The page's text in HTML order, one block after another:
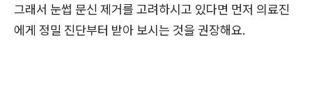
그래서 눈썹 문신 제거를 고려하시고 있다면 먼저 의료진
에게 정밀 진단부터 받아 보시는 것을 권장해요.